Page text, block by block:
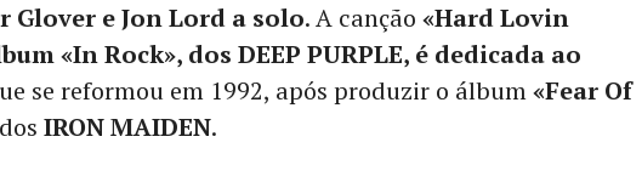
Glover e Jon Lord a solo. A canção «Hard Lovin
«In Rock», dos DEEP PURPLE, é dedicada ao
se reformou em 1992, após produzir o álbum«Fear Of
IRON MAIDEN.